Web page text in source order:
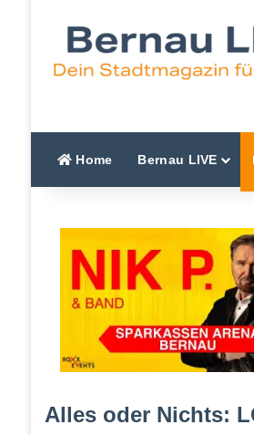
Home Bernau LIVE
Alles oder Nichts: